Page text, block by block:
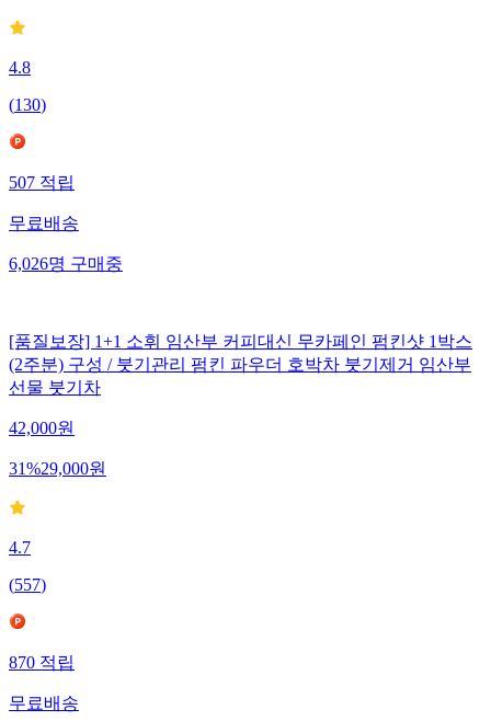
4.8
(130)
507적립
무료배송
6,026명구매중
[품질보장] 1+1 소휘 임산부 커피대신 무카페인 펌킨샷 1박스
(2주분) 구성 / 붓기관리 펌킨 파우더 호박차 붓기제거 임산부
선물 붓기차
42,000원
31%29,000원
4.7
(557)
870적립
무료배송